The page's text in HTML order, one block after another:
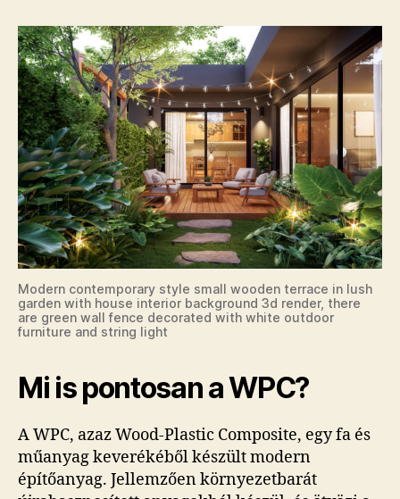
Modern contemporary style small wooden terrace in lush
garden with house interior background 3d render, there
are green wall fence decorated with white outdoor
furniture and string light
Mi is pontosan a WPC?
A WPC, azaz Wood-Plastic Composite, egy fa és
műanyag keverékéből készült modern
építőanyag. Jellemzően környezetbarát